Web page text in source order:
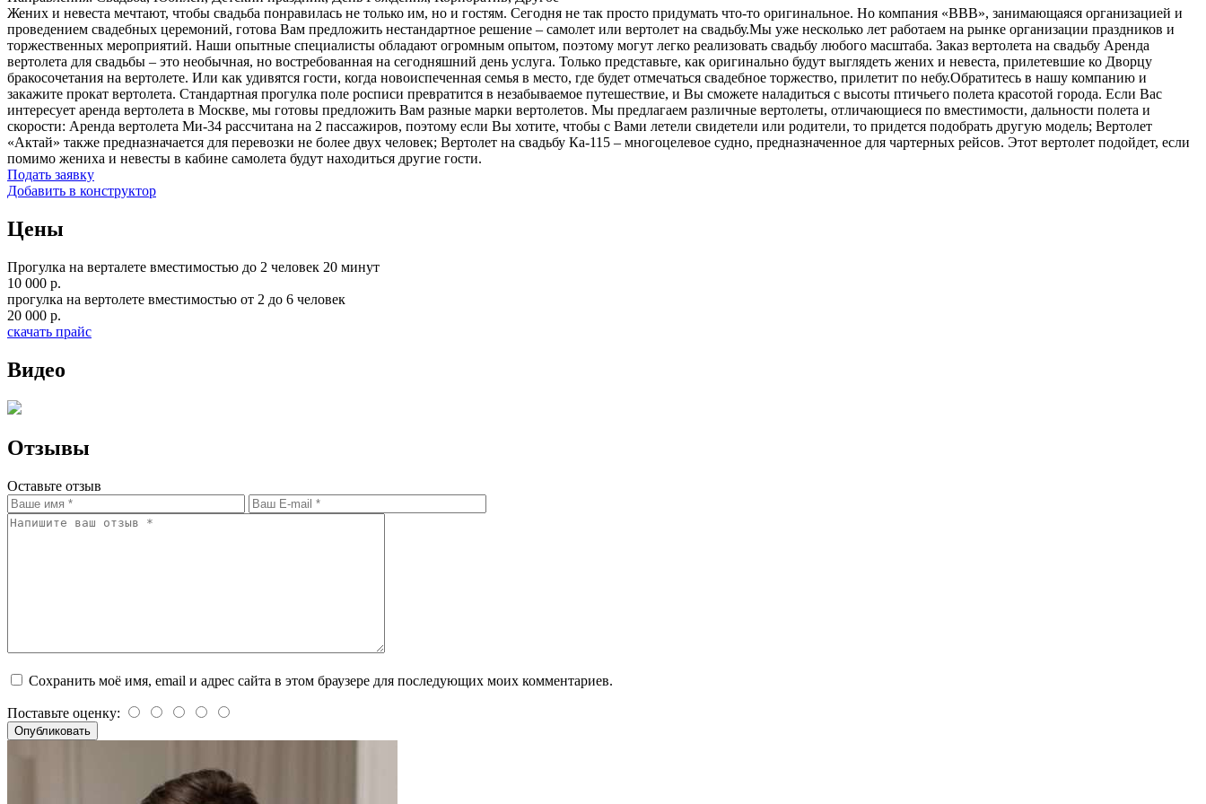
Жених и невеста мечтают, чтобы свадьба понравилась не только им, но и гостям. Сегодня не так просто придумать что-то оригинальное. Но компания «ВВВ», занимающаяся организацией и
проведением свадебных церемоний, готова Вам предложить нестандартное решение – самолет или вертолет на свадьбу.Мы уже несколько лет работаем на рынке организации праздников и
торжественных мероприятий. Наши опытные специалисты обладают огромным опытом, поэтому могут легко реализовать свадьбу любого масштаба. Заказ вертолета на свадьбу Аренда
вертолета для свадьбы – это необычная, но востребованная на сегодняшний день услуга. Только представьте, как оригинально будут выглядеть жених и невеста, прилетевшие ко Дворцу
бракосочетания на вертолете. Или как удивятся гости, когда новоиспеченная семья в место, где будет отмечаться свадебное торжество, прилетит по небу.Обратитесь в нашу компанию и
закажите прокат вертолета. Стандартная прогулка поле росписи превратится в незабываемое путешествие, и Вы сможете наладиться с высоты птичьего полета красотой города. Если Вас
интересует аренда вертолета в Москве, мы готовы предложить Вам разные марки вертолетов. Мы предлагаем различные вертолеты, отличающиеся по вместимости, дальности полета и
скорости: Аренда вертолета Ми-34 рассчитана на 2 пассажиров, поэтому если Вы хотите, чтобы с Вами летели свидетели или родители, то придется подобрать другую модель; Вертолет
«Актай» также предназначается для перевозки не более двух человек; Вертолет на свадьбу Ка-115 – многоцелевое судно, предназначенное для чартерных рейсов. Этот вертолет подойдет, если
помимо жениха и невесты в кабине самолета будут находиться другие гости.
Подать заявку
Добавить в конструктор
Цены
Прогулка на верталете вместимостью до 2 человек 20 минут
10 000 р.
прогулка на вертолете вместимостью от 2 до 6 человек
20 000 р.
скачать прайс
Видео
Отзывы
Оставьте отзыв
Сохранить моё имя, email и адрес сайта в этом браузере для последующих моих комментариев.
Поставьте оценку: